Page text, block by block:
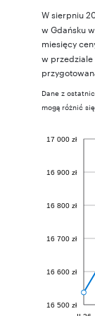
W sierpniu
w Gdańsku
miesięcy
w przedziale
Dane z
mogą różnić